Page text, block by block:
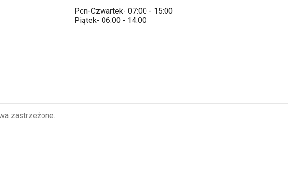
Pon-Czwartek- 07:00 - 15:00
Piątek- 06:00 - 14:00
zastrzeżone.